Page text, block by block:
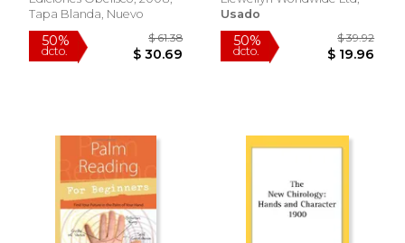
Tapa Blanda, Nuevo
50%
dcto. $ 30.69
Usado
50%